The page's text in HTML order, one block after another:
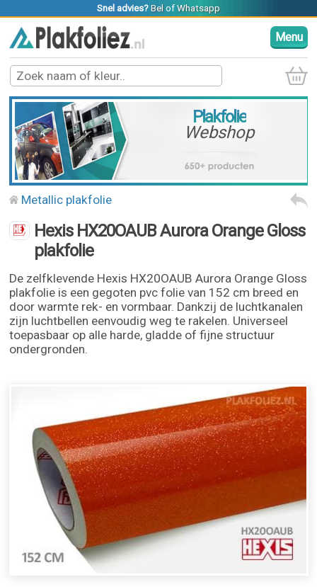
Snel advies? Belof Whatsapp
Menu
Plakfolie
Webshop
Metallic plakfolie
Hexis HX20OAUB Aurora Orange Gloss
plakfolie
De zelfklevende Hexis HX20OAUB Aurora Orange Gloss
plakfolie is een gegoten pvc folie van 152 cm breed en
door warmte rek- en vormbaar. Dankzij de luchtkanalen
zijn luchtbellen eenvoudig weg te rakelen. Universeel
toepasbaar op alle harde, gladde of fijne structuur
ondergronden.